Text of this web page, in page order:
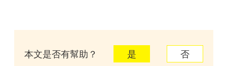
本文是否有幫助？ 是 否